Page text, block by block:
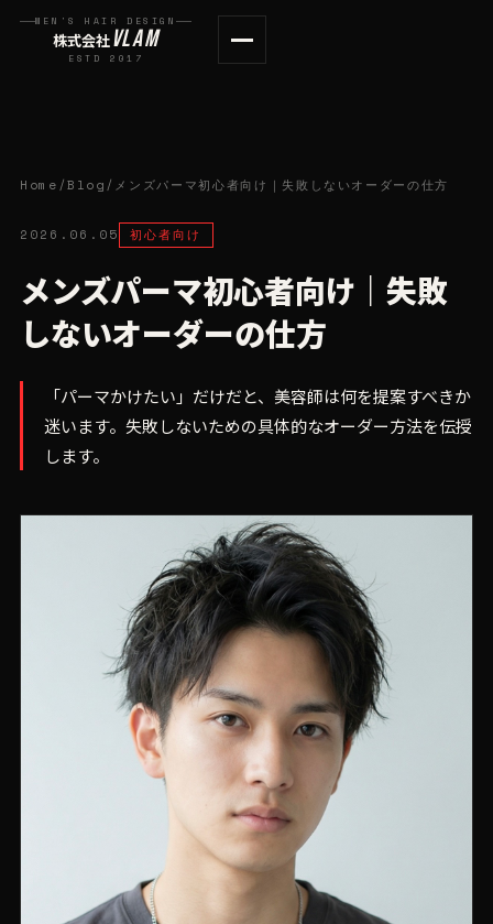
MEN'S HAIR DESIGN
株式会社VLAM
ESTD 2017
Home /Blog / メンズパーマ初心者向け｜失敗しないオーダーの仕方
2026.06.05 初心者向け
メンズパーマ初心者向け｜失敗
しないオーダーの仕方
「パーマかけたい」だけだと、美容師は何を提案すべきか
迷います。失敗しないための具体的なオーダー方法を伝授
します。